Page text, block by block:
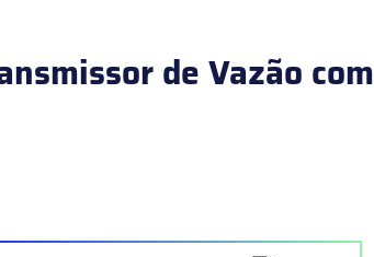
de Vazão com